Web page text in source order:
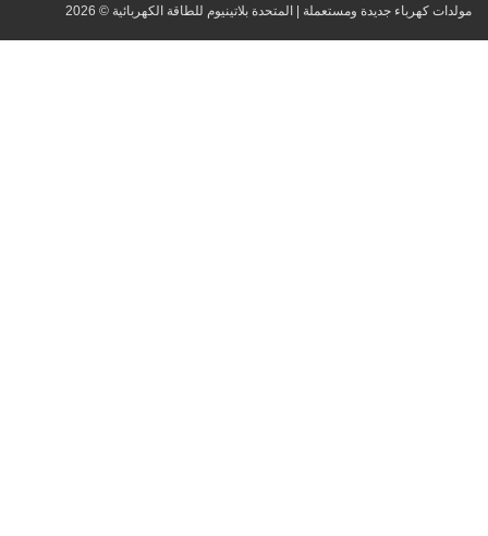
كهرباء جديدة ومستعملة | المتحدة بلاتينيوم للطاقة الكهربائية © 2026